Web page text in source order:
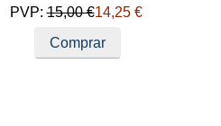
PVP:15,00 €14,25 €
Comprar